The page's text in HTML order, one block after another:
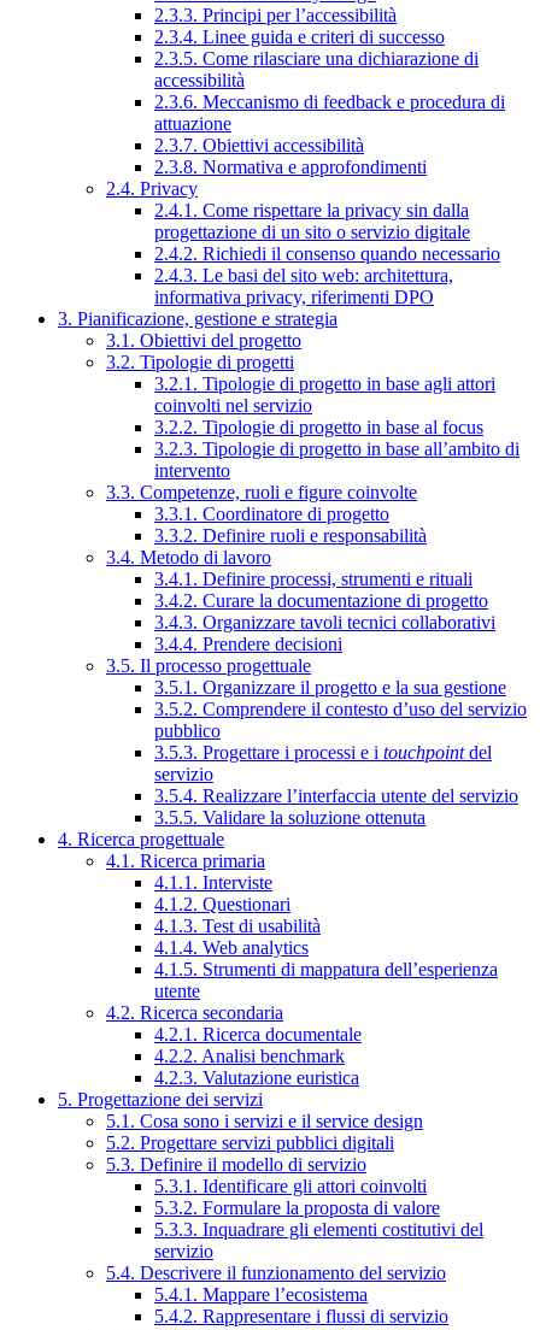
2.3.3. Principi per l’accessibilità
2.3.4. Linee guida e criteri di successo
2.3.5. Come rilasciare una dichiarazione di
accessibilità
2.3.6. Meccanismo di feedback e procedura di
attuazione
2.3.7. Obiettivi accessibilità
2.3.8. Normativa e approfondimenti
2.4. Privacy
2.4.1. Come rispettare la privacy sin dalla
progettazione di un sito o servizio digitale
2.4.2. Richiedi il consenso quando necessario
2.4.3. Le basi del sito web: architettura,
informativa privacy, riferimenti DPO
3. Pianificazione, gestione e strategia
3.1. Obiettivi del progetto
3.2. Tipologie di progetti
3.2.1. Tipologie di progetto in base agli attori
coinvolti nel servizio
3.2.2. Tipologie di progetto in base al focus
3.2.3. Tipologie di progetto in base all’ambito di
intervento
3.3. Competenze, ruoli e figure coinvolte
3.3.1. Coordinatore di progetto
3.3.2. Definire ruoli e responsabilità
3.4. Metodo di lavoro
3.4.1. Definire processi, strumenti e rituali
3.4.2. Curare la documentazione di progetto
3.4.3. Organizzare tavoli tecnici collaborativi
3.4.4. Prendere decisioni
3.5. Il processo progettuale
3.5.1. Organizzare il progetto e la sua gestione
3.5.2. Comprendere il contesto d’uso del servizio
pubblico
3.5.3. Progettare i processi e i touchpointdel
servizio
3.5.4. Realizzare l’interfaccia utente del servizio
3.5.5. Validare la soluzione ottenuta
4. Ricerca progettuale
4.1. Ricerca primaria
4.1.1. Interviste
4.1.2. Questionari
4.1.3. Test di usabilità
4.1.4. Web analytics
4.1.5. Strumenti di mappatura dell’esperienza
utente
4.2. Ricerca secondaria
4.2.1. Ricerca documentale
4.2.2. Analisi benchmark
4.2.3. Valutazione euristica
5. Progettazione dei servizi
5.1. Cosa sono i servizi e il service design
5.2. Progettare servizi pubblici digitali
5.3. Definire il modello di servizio
5.3.1. Identificare gli attori coinvolti
5.3.2. Formulare la proposta di valore
5.3.3. Inquadrare gli elementi costitutivi del
servizio
5.4. Descrivere il funzionamento del servizio
5.4.1. Mappare l’ecosistema
5.4.2. Rappresentare i flussi di servizio